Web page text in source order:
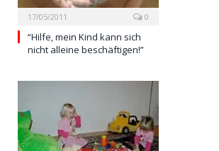
17/05/2011 0
“Hilfe, mein Kind kann sich
nicht alleine beschäftigen!”